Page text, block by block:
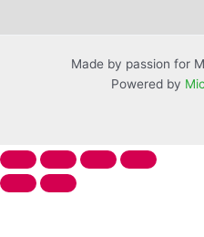
Made by passion for
Powered by